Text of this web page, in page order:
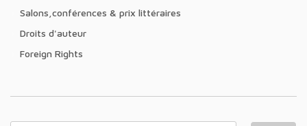
Salons,conférences & prix littéraires
Droits d'auteur
Foreign Rights